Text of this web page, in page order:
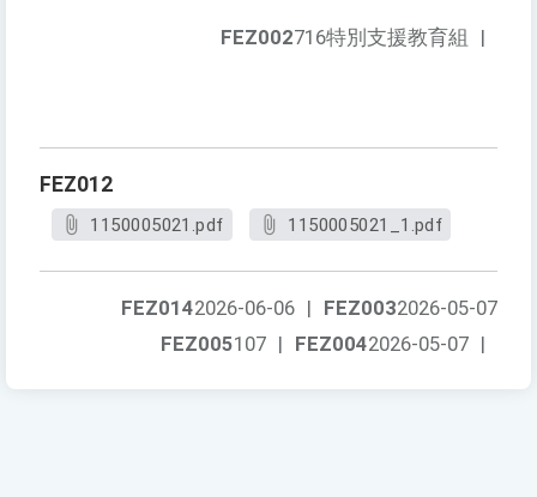
FEZ002716特別支援教育組 |
FEZ012
1150005021.pdf 1150005021_1.pdf
FEZ0032026-05-07
FEZ0142026-06-06 |
FEZ0042026-05-07 |
FEZ005107 |